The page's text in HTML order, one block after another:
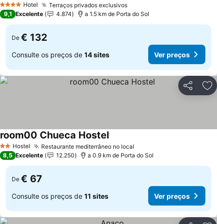
4 EstrelasHotel Terraços privados exclusivos
9,1 Excelente 4.874 a 1.5 km de Porta do Sol
De € 132
Consulte os preços de 14 sites Ver preços
Partilhar
2 Estrelas
Hostel Restaurante mediterrâneo no local
room00 Chueca Hostel
8,5 Excelente 12.250 a 0.9 km de Porta do Sol
De € 67
Consulte os preços de 11 sites Ver preços